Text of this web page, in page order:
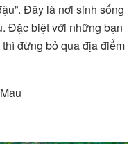
Đây là nơi sinh sống
Đặc biệt với những bạn
đừng bỏ qua địa điểm